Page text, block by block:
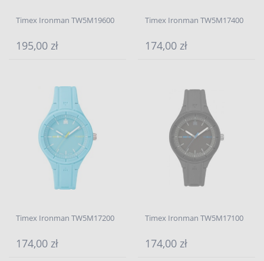
Timex Ironman TW5M19600
195,00 zł
Timex Ironman TW5M17400
174,00 zł
Timex Ironman TW5M17200
174,00 zł
Timex Ironman TW5M17100
174,00 zł